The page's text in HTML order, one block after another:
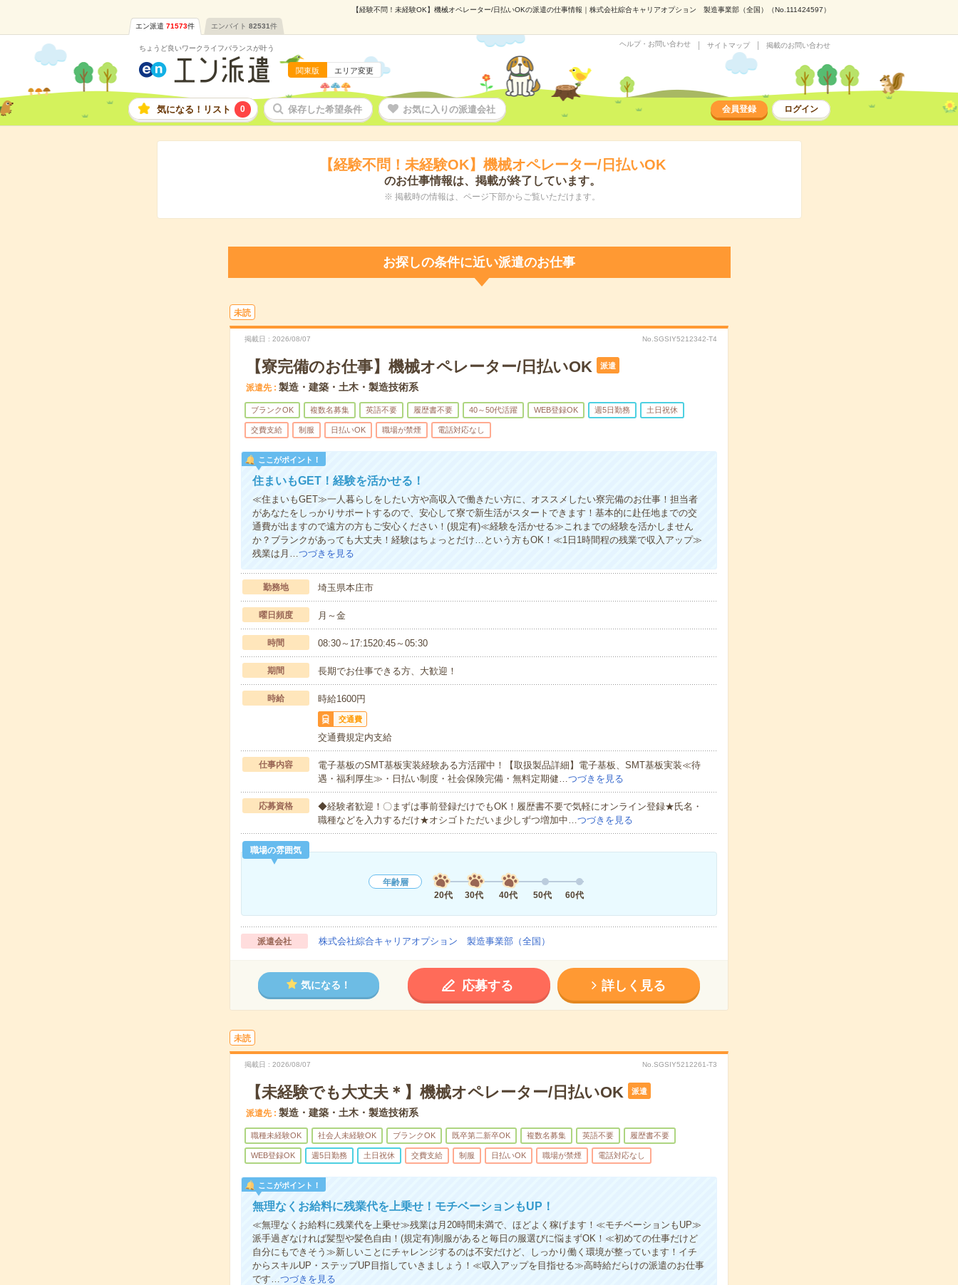
【経験不問！未経験OK】機械オペレーター/日払いOKの派遣の仕事情報｜株式会社綜合キャリアオプション 製造事業部（全国）（No.111424597）
エン派遣 71573件 エンバイト 82531件
ちょうど良いワークライフバランスが叶う
関東版 エリア変更
ヘルプ・お問い合わせ サイトマップ 掲載のお問い合わせ
気になる！リスト 0 保存した希望条件 お気に入りの派遣会社 会員登録 ログイン
【経験不問！未経験OK】機械オペレーター/日払いOK
のお仕事情報は、掲載が終了しています。
※ 掲載時の情報は、ページ下部からご覧いただけます。
お探しの条件に近い派遣のお仕事
未読
掲載日 2026/08/07 No.SGSIY5212342-T4
【寮完備のお仕事】機械オペレーター/日払いOK 派遣
派遣先 製造・建築・土木・製造技術系
ブランクOK 複数名募集 英語不要 履歴書不要 40～50代活躍 WEB登録OK 週5日勤務 土日祝休
交費支給 制服 日払いOK 職場が禁煙 電話対応なし
ここがポイント！
住まいもGET！経験を活かせる！
≪住まいもGET≫一人暮らしをしたい方や高収入で働きたい方に、オススメしたい寮完備のお仕事！担当者
があなたをしっかりサポートするので、安心して寮で新生活がスタートできます！基本的に赴任地までの交
通費が出ますので遠方の方もご安心ください！(規定有)≪経験を活かせる≫これまでの経験を活かしません
か？ブランクがあっても大丈夫！経験はちょっとだけ…という方もOK！≪1日1時間程の残業で収入アップ≫
残業は月…つづきを見る
勤務地 埼玉県本庄市
曜日頻度 月～金
時間 08:30～17:1520:45～05:30
期間 長期でお仕事できる方、大歓迎！
時給 時給1600円
交通費
交通費規定内支給
仕事内容
電子基板のSMT基板実装経験ある方活躍中！【取扱製品詳細】電子基板、SMT基板実装≪待
遇・福利厚生≫・日払い制度・社会保険完備・無料定期健…つづきを見る
応募資格
◆経験者歓迎！〇まずは事前登録だけでもOK！履歴書不要で気軽にオンライン登録★氏名・
職種などを入力するだけ★オシゴトただいま少しずつ増加中…つづきを見る
職場の雰囲気
年齢層
20代
30代 40代 50代 60代
派遣会社 株式会社綜合キャリアオプション 製造事業部（全国）
気になる！ 応募する 詳しく見る
未読
掲載日 2026/08/07 No.SGSIY5212261-T3
【未経験でも大丈夫＊】機械オペレーター/日払いOK 派遣
派遣先 製造・建築・土木・製造技術系
職種未経験OK 社会人未経験OK ブランクOK 既卒第二新卒OK 複数名募集 英語不要 履歴書不要
WEB登録OK 週5日勤務 土日祝休 交費支給 制服 日払いOK 職場が禁煙 電話対応なし
ここがポイント！
無理なくお給料に残業代を上乗せ！モチベーションもUP！
≪無理なくお給料に残業代を上乗せ≫残業は月20時間未満で、ほどよく稼げます！≪モチベーションもUP≫
派手過ぎなければ髪型や髪色自由！(規定有)制服があると毎日の服選びに悩まずOK！≪初めての仕事だけど
自分にもできそう≫新しいことにチャレンジするのは不安だけど、しっかり働く環境が整っています！イチ
からスキルUP・ステップUP目指していきましょう！≪収入アップを目指せる≫高時給だらけの派遣のお仕事
です…つづきを見る